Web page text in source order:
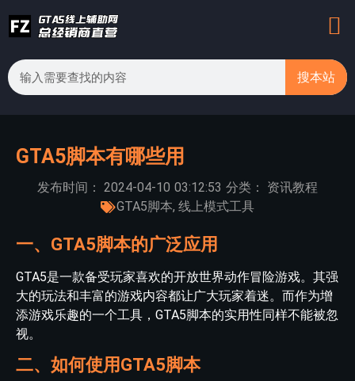
搜本站
GTA5脚本有哪些用
发布时间： 2024-04-10 03:12:53 分类：
资讯教程
GTA5脚本, 线上模式工具
一、GTA5脚本的广泛应用
GTA5是一款备受玩家喜欢的开放世界动作冒险游戏。其强
大的玩法和丰富的游戏内容都让广大玩家着迷。而作为增
添游戏乐趣的一个工具，GTA5脚本的实用性同样不能被忽
视。
二、如何使用GTA5脚本